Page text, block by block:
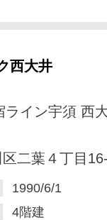
西大井
ライン宇須 西
二葉４丁目
1990/6/1
4階建